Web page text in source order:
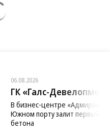
06.08.2026
ГК «Галс-
В бизнес-центре «Адмирал» в
Южном порту залит первый
бетона